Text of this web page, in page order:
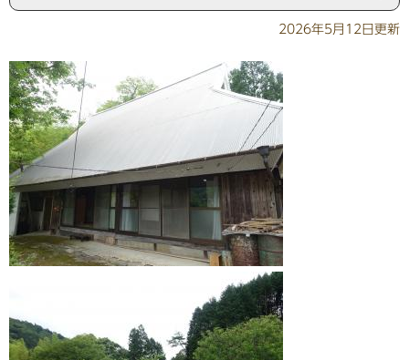
2026年5月12日更新